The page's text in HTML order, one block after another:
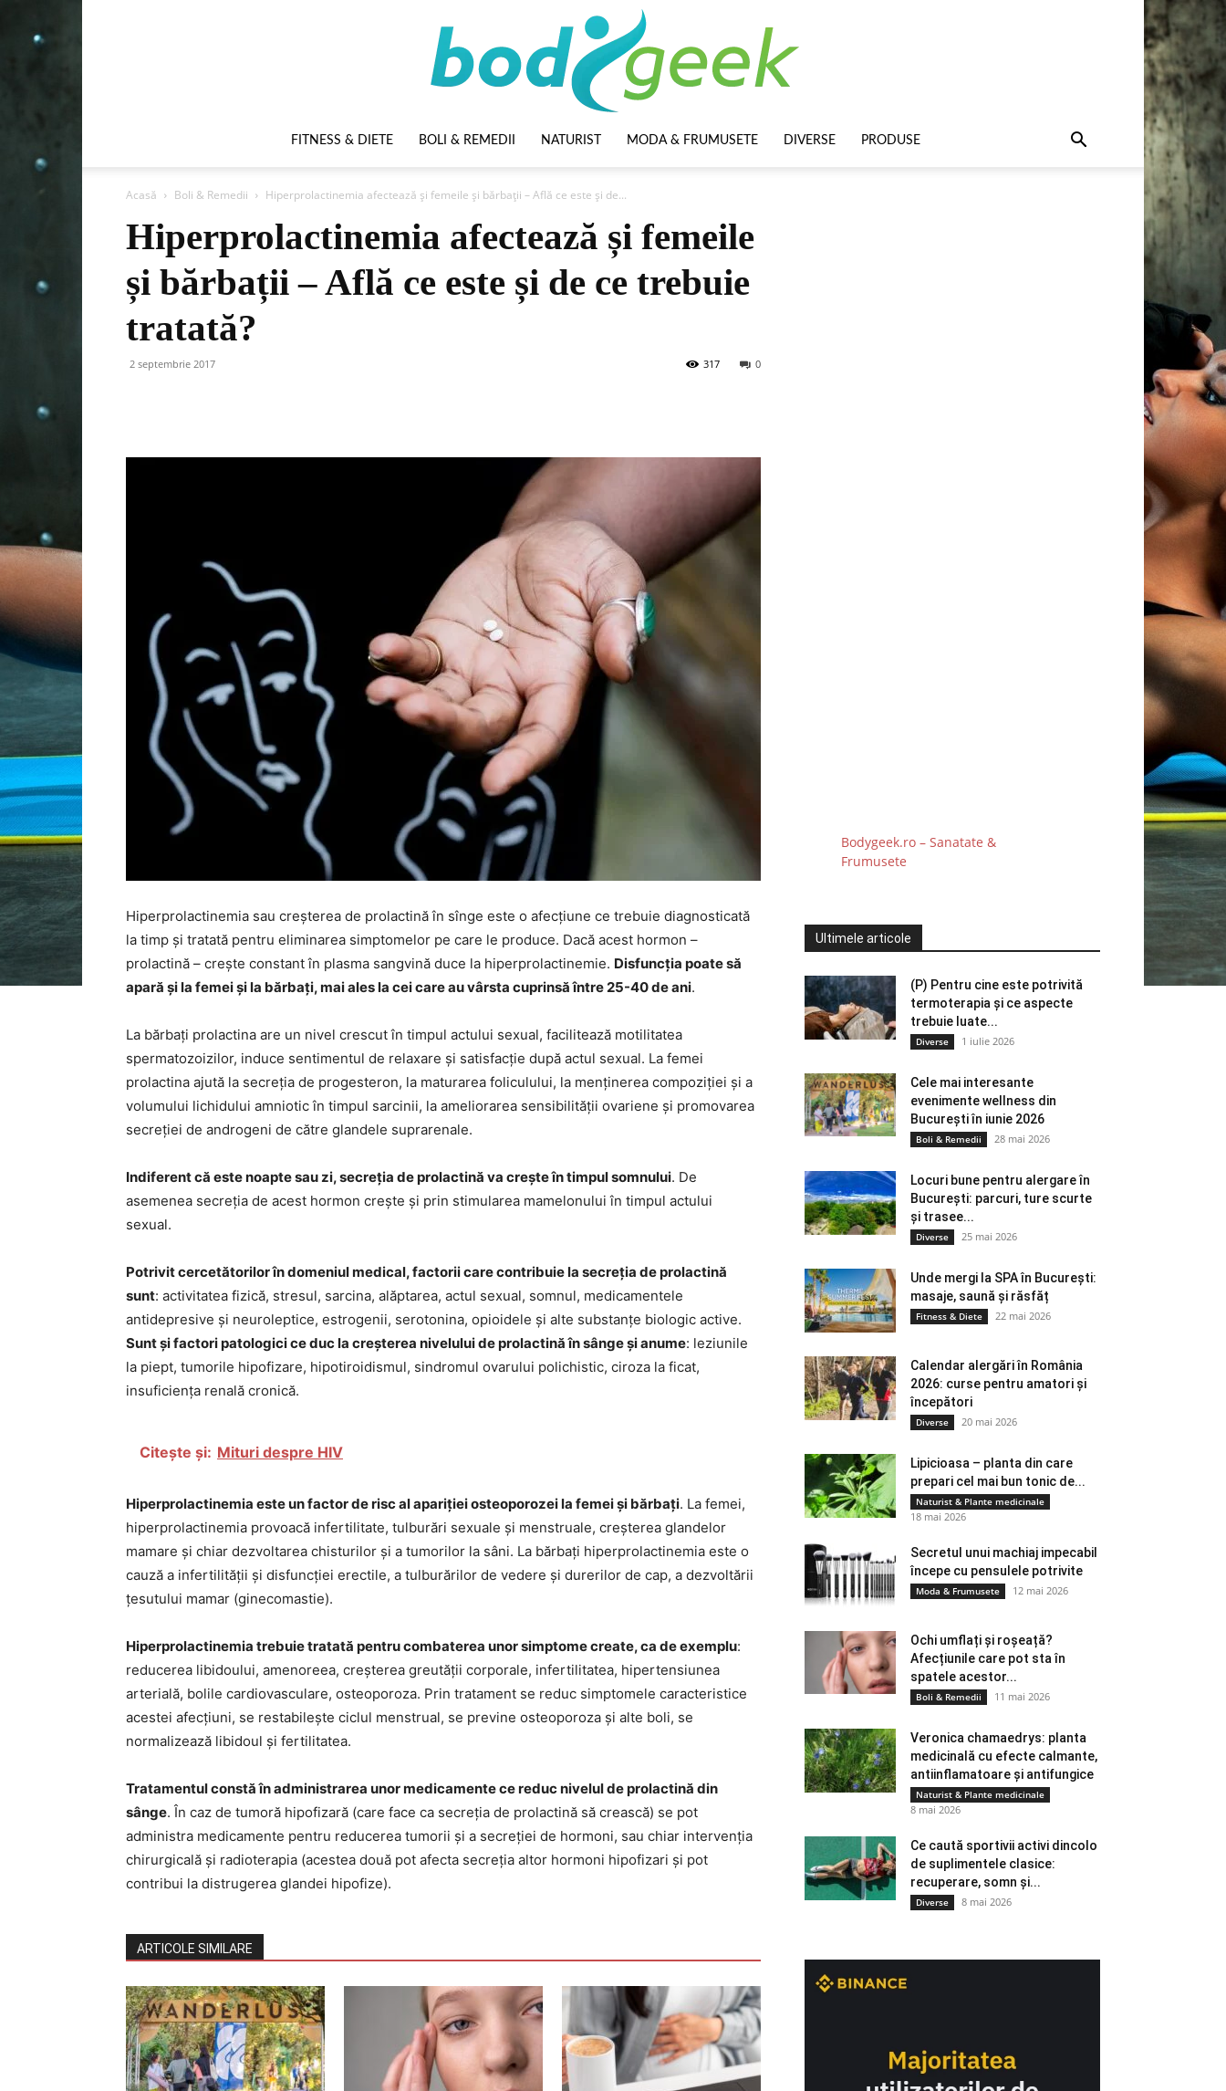
FITNESS & DIETE BOLI & REMEDII NATURIST MODA & FRUMUSETE DIVERSE PRODUSE
Acasă Boli & Remedii Hiperprolactinemia afectează și femeile și bărbații – Află ce este și de...
Hiperprolactinemia afectează și femeile
și bărbații – Află ce este și de ce trebuie
tratată?
2 septembrie 2017 0
317
Hiperprolactinemia sau creșterea de prolactină în sînge este o afecțiune ce trebuie diagnosticată
la timp și tratată pentru eliminarea simptomelor pe care le produce. Dacă acest hormon –
prolactină – crește constant în plasma sangvină duce la hiperprolactinemie. Disfuncția poate să
apară și la femei și la bărbați, mai ales la cei care au vârsta cuprinsă între 25-40 de ani.
La bărbați prolactina are un nivel crescut în timpul actului sexual, facilitează motilitatea
spermatozoizilor, induce sentimentul de relaxare și satisfacție după actul sexual. La femei
prolactina ajută la secreția de progesteron, la maturarea foliculului, la menținerea compoziției și a
volumului lichidului amniotic în timpul sarcinii, la ameliorarea sensibilității ovariene și promovarea
secreției de androgeni de către glandele suprarenale.
Indiferent că este noapte sau zi, secreția de prolactină va crește în timpul somnului. De
asemenea secreția de acest hormon crește și prin stimularea mamelonului în timpul actului
sexual.
Potrivit cercetătorilor în domeniul medical, factorii care contribuie la secreția de prolactină
sunt: activitatea fizică, stresul, sarcina, alăptarea, actul sexual, somnul, medicamentele
antidepresive și neuroleptice, estrogenii, serotonina, opioidele și alte substanțe biologic active.
Sunt și factori patologici ce duc la creșterea nivelului de prolactină în sânge și anume: leziunile
la piept, tumorile hipofizare, hipotiroidismul, sindromul ovarului polichistic, ciroza la ficat,
insuficiența renală cronică.
Citește și: Mituri despre HIV
Hiperprolactinemia este un factor de risc al apariției osteoporozei la femei și bărbați. La femei,
hiperprolactinemia provoacă infertilitate, tulburări sexuale și menstruale, creșterea glandelor
mamare și chiar dezvoltarea chisturilor și a tumorilor la sâni. La bărbați hiperprolactinemia este o
cauză a infertilității și disfuncției erectile, a tulburărilor de vedere și durerilor de cap, a dezvoltării
țesutului mamar (ginecomastie).
Hiperprolactinemia trebuie tratată pentru combaterea unor simptome create, ca de exemplu:
reducerea libidoului, amenoreea, creșterea greutății corporale, infertilitatea, hipertensiunea
arterială, bolile cardiovasculare, osteoporoza. Prin tratament se reduc simptomele caracteristice
acestei afecțiuni, se restabilește ciclul menstrual, se previne osteoporoza și alte boli, se
normalizează libidoul și fertilitatea.
Tratamentul constă în administrarea unor medicamente ce reduc nivelul de prolactină din
sânge. În caz de tumoră hipofizară (care face ca secreția de prolactină să crească) se pot
administra medicamente pentru reducerea tumorii și a secreției de hormoni, sau chiar intervenția
chirurgicală și radioterapia (acestea două pot afecta secreția altor hormoni hipofizari și pot
contribui la distrugerea glandei hipofize).
ARTICOLE SIMILARE
Bodygeek.ro – Sanatate &
Frumusete
Ultimele articole
(P) Pentru cine este potrivită
termoterapia și ce aspecte
trebuie luate...
Diverse 1 iulie 2026
Cele mai interesante
evenimente wellness din
București în iunie 2026
Boli & Remedii 28 mai 2026
Locuri bune pentru alergare în
București: parcuri, ture scurte
și trasee...
Diverse 25 mai 2026
Unde mergi la SPA în București:
masaje, saună și răsfăț
Fitness & Diete 22 mai 2026
Calendar alergări în România
2026: curse pentru amatori și
începători
Diverse 20 mai 2026
Lipicioasa – planta din care
prepari cel mai bun tonic de...
Naturist & Plante medicinale
18 mai 2026
Secretul unui machiaj impecabil
începe cu pensulele potrivite
Moda & Frumusete 12 mai 2026
Ochi umflați și roșeață?
Afecțiunile care pot sta în
spatele acestor...
Boli & Remedii 11 mai 2026
Veronica chamaedrys: planta
medicinală cu efecte calmante,
antiinflamatoare și antifungice
Naturist & Plante medicinale
8 mai 2026
Ce caută sportivii activi dincolo
de suplimentele clasice:
recuperare, somn și...
Diverse 8 mai 2026